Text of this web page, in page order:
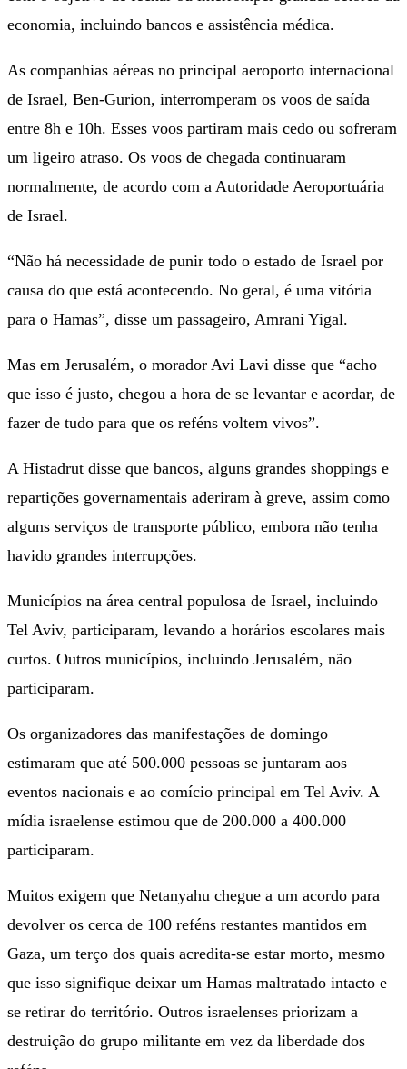
economia, incluindo bancos e assistência médica.
As companhias aéreas no principal aeroporto internacional
de Israel, Ben-Gurion, interromperam os voos de saída
entre 8h e 10h. Esses voos partiram mais cedo ou sofreram
um ligeiro atraso. Os voos de chegada continuaram
normalmente, de acordo com a Autoridade Aeroportuária
de Israel.
“Não há necessidade de punir todo o estado de Israel por
causa do que está acontecendo. No geral, é uma vitória
para o Hamas”, disse um passageiro, Amrani Yigal.
Mas em Jerusalém, o morador Avi Lavi disse que “acho
que isso é justo, chegou a hora de se levantar e acordar, de
fazer de tudo para que os reféns voltem vivos”.
A Histadrut disse que bancos, alguns grandes shoppings e
repartições governamentais aderiram à greve, assim como
alguns serviços de transporte público, embora não tenha
havido grandes interrupções.
Municípios na área central populosa de Israel, incluindo
Tel Aviv, participaram, levando a horários escolares mais
curtos. Outros municípios, incluindo Jerusalém, não
participaram.
Os organizadores das manifestações de domingo
estimaram que até 500.000 pessoas se juntaram aos
eventos nacionais e ao comício principal em Tel Aviv. A
mídia israelense estimou que de 200.000 a 400.000
participaram.
Muitos exigem que Netanyahu chegue a um acordo para
devolver os cerca de 100 reféns restantes mantidos em
Gaza, um terço dos quais acredita-se estar morto, mesmo
que isso signifique deixar um Hamas maltratado intacto e
se retirar do território. Outros israelenses priorizam a
destruição do grupo militante em vez da liberdade dos